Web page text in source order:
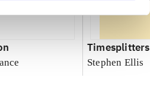
Timesplitters
Stephen Ellis